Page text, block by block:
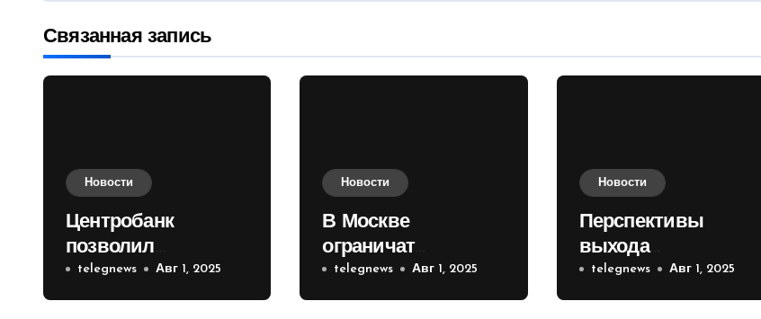
записям
Связанная запись
Новости
Центробанк
позволил
инвесторам из
враждебных
telegnews Авг 1, 2025
Новости
В Москве
ограничат
движение на
Садовом кольце
telegnews Авг 1, 2025
Новости
Перспективы
выхода
российских войск к
Киеву зимой
telegnews Авг 1, 2025